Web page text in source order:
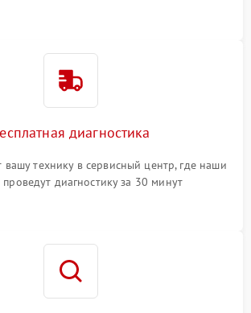
диагностика
вашу технику в сервисный центр, где наши
проведут диагностику за 30 минут